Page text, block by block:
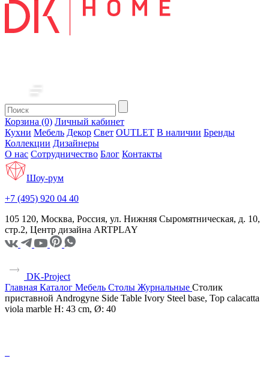
Корзина (0) Личный кабинет
Кухни Мебель Декор Свет OUTLET В наличии Бренды
Коллекции Дизайнеры
О нас Сотрудничество Блог Контакты
Шоу-рум
+7 (495) 920 04 40
105 120, Москва, Россия, ул. Нижняя Сыромятническая, д. 10,
стр.2, Центр дизайна ARTPLAY
DK-Project
Главная Каталог Мебель Столы Журнальные Столик
приставной Androgyne Side Table Ivory Steel base, Top calacatta
viola marble H: 43 cm, Ø: 40